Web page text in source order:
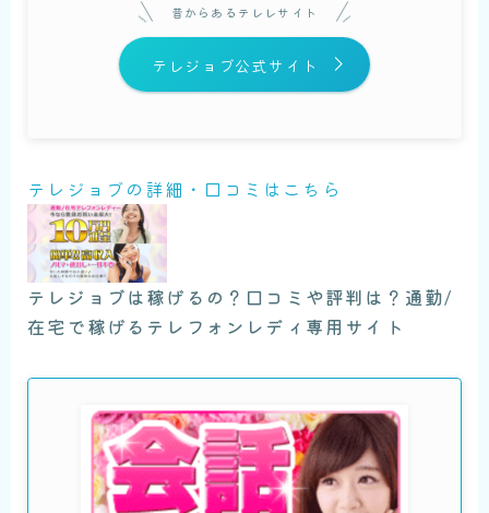
昔からあるテレレサイト
テレジョブ公式サイト
テレジョブの詳細・口コミはこちら
テレジョブは稼げるの？口コミや評判は？通勤/
在宅で稼げるテレフォンレディ専用サイト